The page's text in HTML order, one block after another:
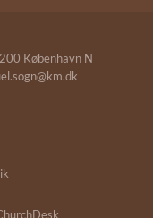
København N